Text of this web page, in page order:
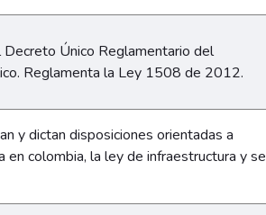
Único Reglamentario del
Reglamenta la Ley 1508 de 2012.
y dictan disposiciones orientadas a
en colombia, la ley de infraestructura y se